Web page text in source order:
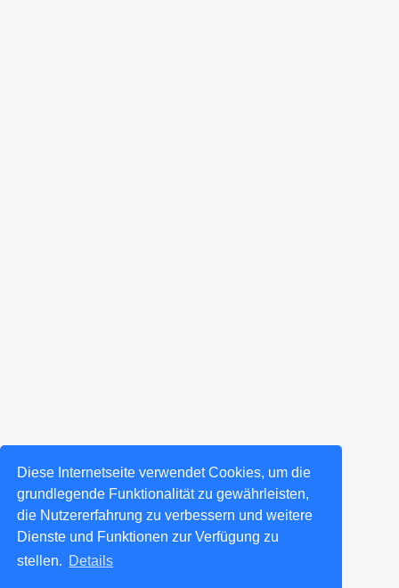
Diese Internetseite verwendet Cookies, um die
grundlegende Funktionalität zu gewährleisten,
die Nutzererfahrung zu verbessern und weitere
Dienste und Funktionen zur Verfügung zu
stellen. Details